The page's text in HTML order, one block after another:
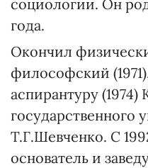
социологии. Он
года.
Окончил
философский
аспирантуру (1974)
государственного
Т.Г.Шевченко. С
основатель и